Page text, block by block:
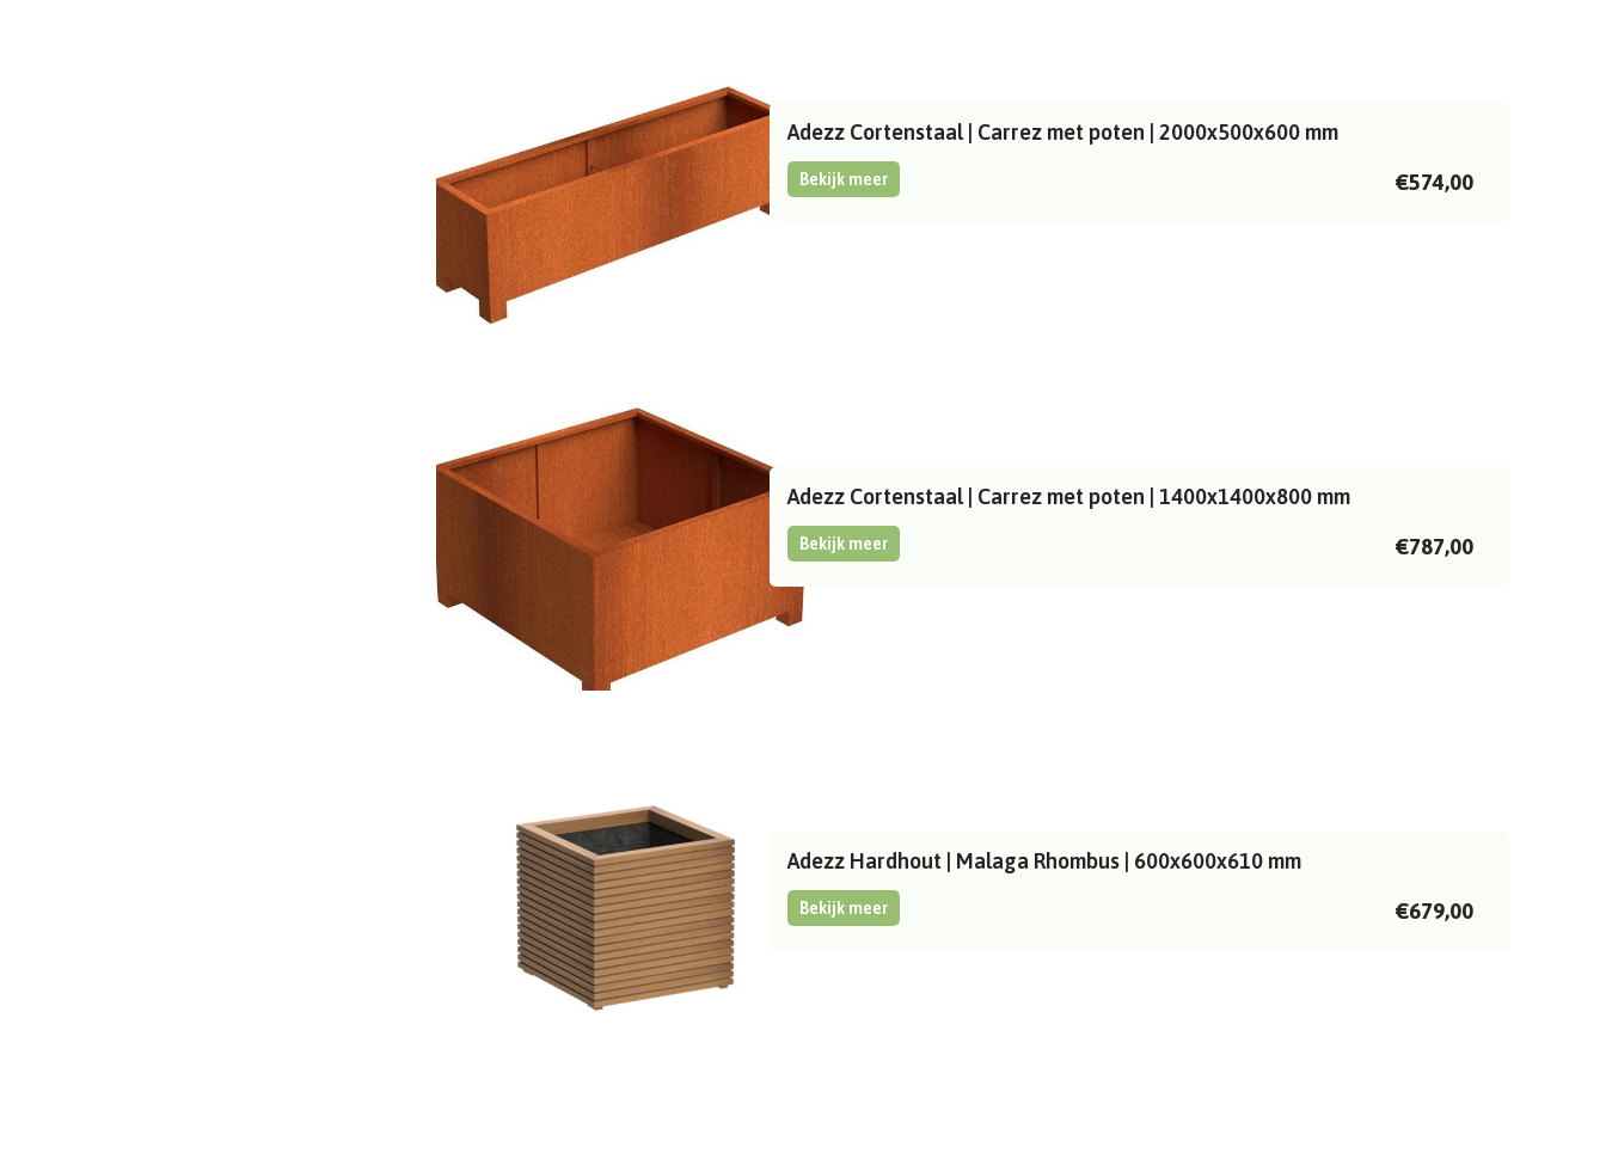
Adezz Cortenstaal | Carrez met poten | 2000x500x600 mm
Bekijk meer €574,00
Adezz Cortenstaal | Carrez met poten | 1400x1400x800 mm
Bekijk meer €787,00
Adezz Hardhout | Malaga Rhombus | 600x600x610 mm
Bekijk meer €679,00